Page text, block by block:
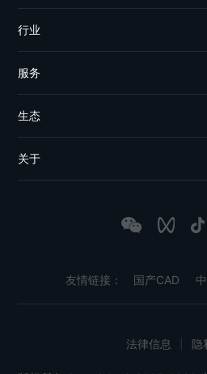
行业
服务
生态
关于
友情链接： 国产CAD
法律信息 隐